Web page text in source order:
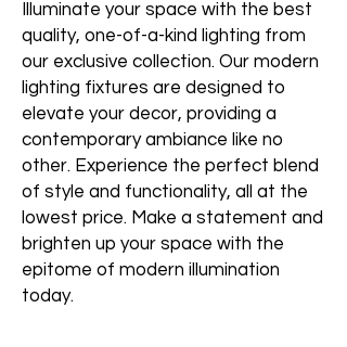
Illuminate your space with the best
quality, one-of-a-kind lighting from
our exclusive collection. Our modern
lighting fixtures are designed to
elevate your decor, providing a
contemporary ambiance like no
other. Experience the perfect blend
of style and functionality, all at the
lowest price. Make a statement and
brighten up your space with the
epitome of modern illumination
today.